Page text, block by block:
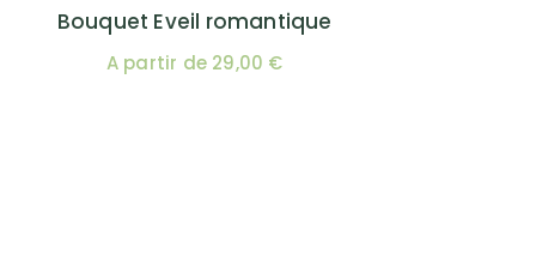
Bouquet Eveil romantique
A partir de 29,00 €